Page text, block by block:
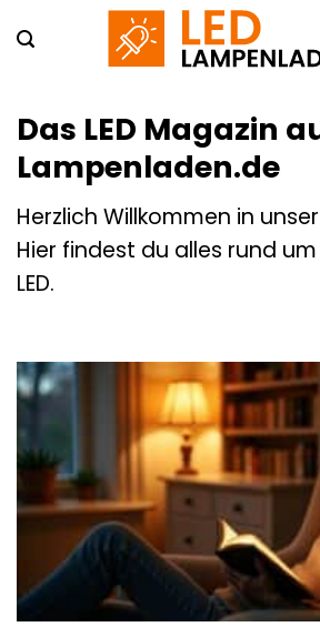
Inhalt
Das LED Magazin
Lampenladen.de
Herzlich Willkommen in
Hier findest du alles rund
LED.